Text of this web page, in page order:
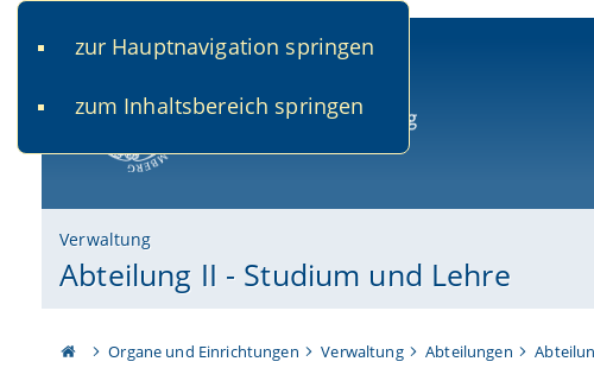
zur Hauptnavigation springen
zum Inhaltsbereich springen
Verwaltung
Abteilung II - Studium und Lehre
Organe und Einrichtungen Verwaltung Abteilungen